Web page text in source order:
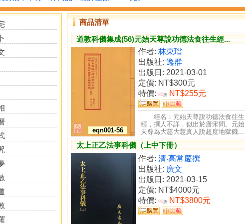
商品清單
道教科儀集成(56)元始天尊說功德法食往生經...
eqn001-56
作者: 林東瑨
出版社: 逸群
出版日: 2021-03-01
定價: NT$300元
特價: 85折 NT$255元
經名：元始天尊說功德法食往生
經，撰人不詳，似出於唐宋間。元始
天尊為大慈大慧真人說超度地獄餓...
太上正乙法事科儀（上中下冊）
作者: 清‧高常慶撰
出版社: 廣文
出版日: 2021-03-15
定價: NT$4000元
特價: 95折 NT$3800元